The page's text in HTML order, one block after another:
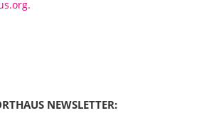
NEWSLETTER: